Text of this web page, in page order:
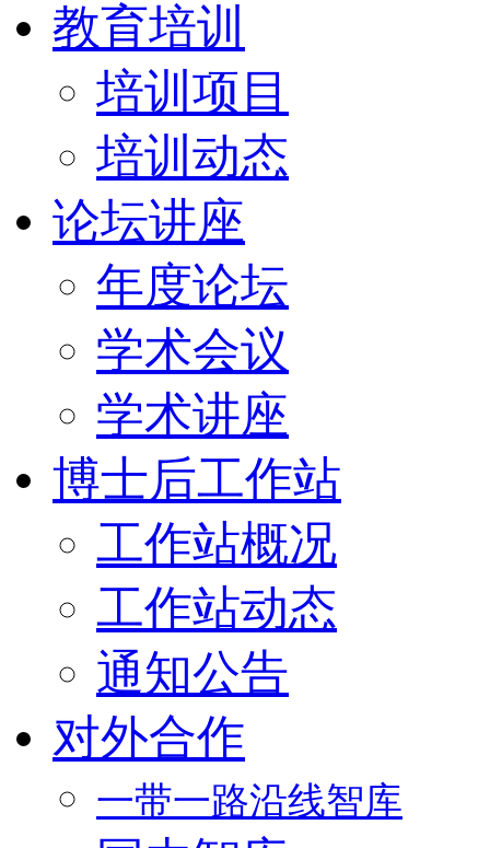
教育培训
培训项目
培训动态
论坛讲座
年度论坛
学术会议
学术讲座
博士后工作站
工作站概况
工作站动态
通知公告
对外合作
一带一路沿线智库